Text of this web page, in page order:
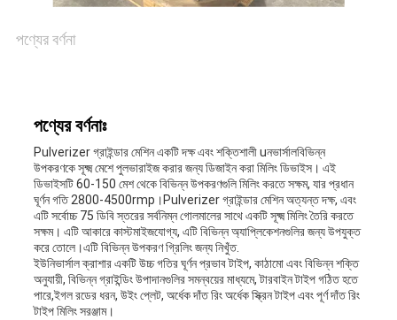
পণ্যের বর্ণনা
পণ্যের বর্ণনাঃ
Pulverizer গ্রাইন্ডার মেশিন একটি দক্ষ এবং শক্তিশালী uনভার্সালবিভিন্ন
উপকরণকে সূক্ষ্ম মেশে পুলভারাইজ করার জন্য ডিজাইন করা মিলিং ডিভাইস। এই
ডিভাইসটি 60-150 মেশ থেকে বিভিন্ন উপকরণগুলি মিলিং করতে সক্ষম, যার প্রধান
ঘূর্ণন গতি 2800-4500rmp।Pulverizer গ্রাইন্ডার মেশিন অত্যন্ত দক্ষ, এবং
এটি সর্বোচ্চ 75 ডিবি স্তরের সর্বনিম্ন গোলমালের সাথে একটি সূক্ষ্ম মিলিং তৈরি করতে
সক্ষম। এটি আকারে কাস্টমাইজযোগ্য, এটি বিভিন্ন অ্যাপ্লিকেশনগুলির জন্য উপযুক্ত
করে তোলে।এটি বিভিন্ন উপকরণ গ্রিলিং জন্য নিখুঁত.
ইউনিভার্সাল ক্রাশার একটি উচ্চ গতির ঘূর্ণন প্রভাব টাইপ, কাঠামো এবং বিভিন্ন শক্তি
অনুযায়ী, বিভিন্ন গ্রাইন্ডিং উপাদানগুলির সমন্বয়ের মাধ্যমে, টারবাইন টাইপ গঠিত হতে
পারে,ইগল রডের ধরন, উইং প্লেট, অর্ধেক দাঁত রিং অর্ধেক স্ক্রিন টাইপ এবং পূর্ণ দাঁত রিং
টাইপ মিলিং সরঞ্জাম।